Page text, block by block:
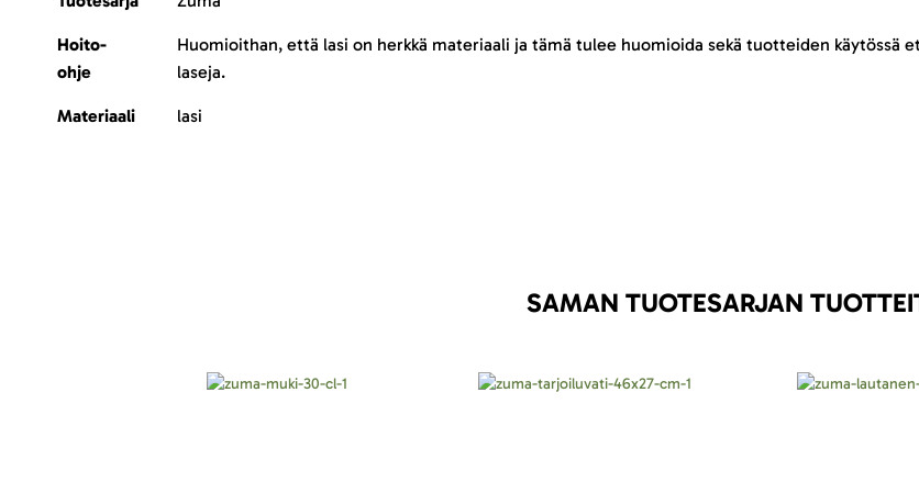
Hoito-
ohje
Huomioithan, että lasi on herkkä materiaali ja tämä tulee huomioida sekä tuotteiden käytössä
laseja.
Materiaali lasi
SAMAN TUOTESARJAN